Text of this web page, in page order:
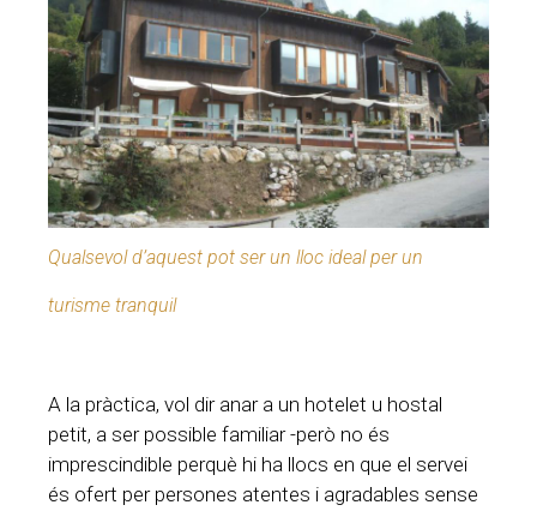
Qualsevol d’aquest pot ser un lloc ideal per un
turisme tranquil
A la pràctica, vol dir anar a un hotelet u hostal
petit, a ser possible familiar -però no és
imprescindible perquè hi ha llocs en que el servei
és ofert per persones atentes i agradables sense